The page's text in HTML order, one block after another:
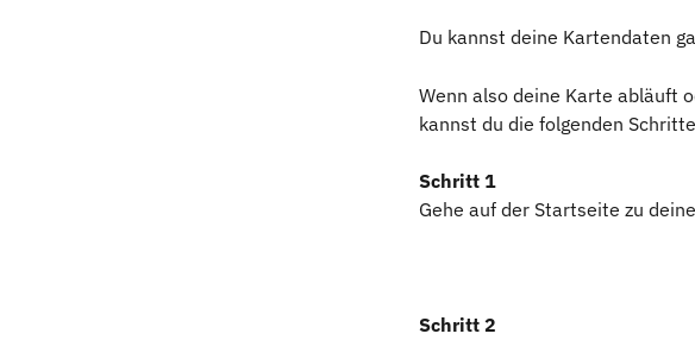
Du kannst deine Kartendaten
Wenn also deine Karte abläuft
kannst du die folgenden
Schritt 1
Gehe auf der Startseite zu
Schritt 2